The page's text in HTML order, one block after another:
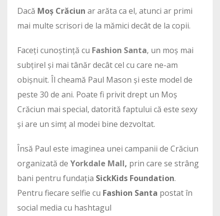
Dacă Moș Crăciun ar arăta ca el, atunci ar primi
mai multe scrisori de la mămici decât de la copii.
Faceți cunoștință cu Fashion Santa, un moș mai
subțirel și mai tânăr decât cel cu care ne-am
obișnuit. Îl cheamă Paul Mason și este model de
peste 30 de ani. Poate fi privit drept un Moș
Crăciun mai special, datorită faptului că este sexy
și are un simț al modei bine dezvoltat.
Însă Paul este imaginea unei campanii de Crăciun
organizată de Yorkdale Mall, prin care se strâng
bani pentru fundația SickKids Foundation.
Pentru fiecare selfie cu Fashion Santa postat în
social media cu hashtagul